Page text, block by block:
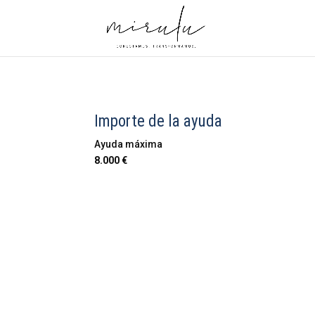
Importe de la ayuda
Ayuda máxima
8.000 €